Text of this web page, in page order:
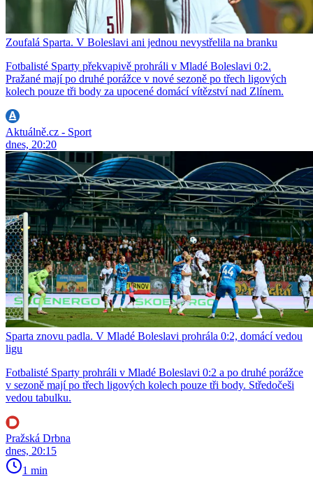
Zoufalá Sparta. V Boleslavi ani jednou nevystřelila na branku
Fotbalisté Sparty překvapivě prohráli v Mladé Boleslavi 0:2.
Pražané mají po druhé porážce v nové sezoně po třech ligových
kolech pouze tři body za upocené domácí vítězství nad Zlínem.
Aktuálně.cz - Sport
dnes, 20:20
Sparta znovu padla. V Mladé Boleslavi prohrála 0:2, domácí vedou
ligu
Fotbalisté Sparty prohráli v Mladé Boleslavi 0:2 a po druhé porážce
v sezoně mají po třech ligových kolech pouze tři body. Středočeši
vedou tabulku.
Pražská Drbna
dnes, 20:15
1 min